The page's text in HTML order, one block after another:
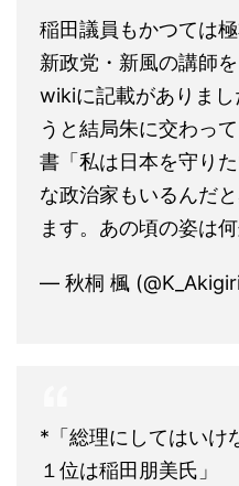
稲田議員もかつては
新政党・新風の講師
wikiに記載がありま
うと結局朱に交わっ
書「私は日本を守り
な政治家もいるんだ
ます。あの頃の姿は
— 秋桐 楓
*「総理にしてはいけ
１位は稲田朋美氏」